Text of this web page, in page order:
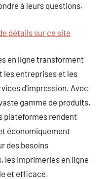
à leurs questions.
détails sur ce site
en ligne transforment
les entreprises et les
d’impression. Avec
gamme de produits,
plateformes rendent
économiquement
des besoins
les imprimeries en ligne
et efficace.